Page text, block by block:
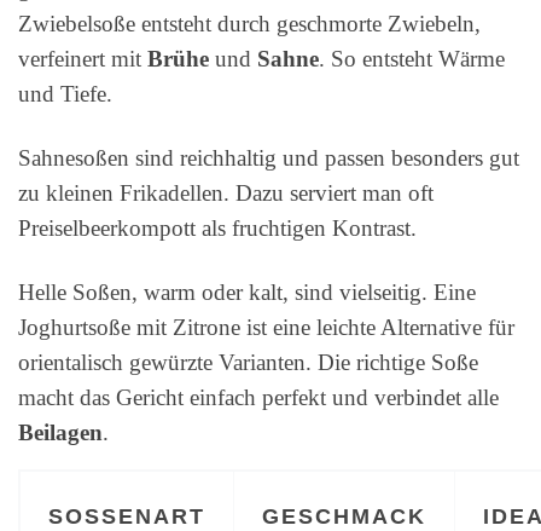
Zwiebelsoße entsteht durch geschmorte Zwiebeln,
verfeinert mit Brühe und Sahne. So entsteht Wärme
und Tiefe.
Sahnesoßen sind reichhaltig und passen besonders gut
zu kleinen Frikadellen. Dazu serviert man oft
Preiselbeerkompott als fruchtigen Kontrast.
Helle Soßen, warm oder kalt, sind vielseitig. Eine
Joghurtsoße mit Zitrone ist eine leichte Alternative für
orientalisch gewürzte Varianten. Die richtige Soße
macht das Gericht einfach perfekt und verbindet alle
Beilagen.
SOSSENART GESCHMACK